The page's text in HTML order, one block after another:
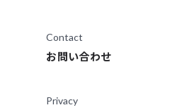
Contact
お問い合わせ
Privacy